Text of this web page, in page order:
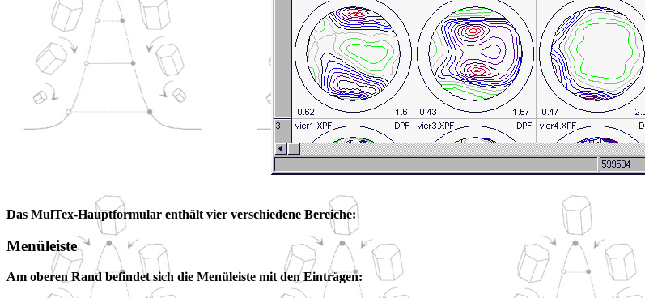
Das MulTex-Hauptformular enthält vier verschiedene Bereiche:
Menüleiste
Am oberen Rand befindet sich die Menüleiste mit den Einträgen: